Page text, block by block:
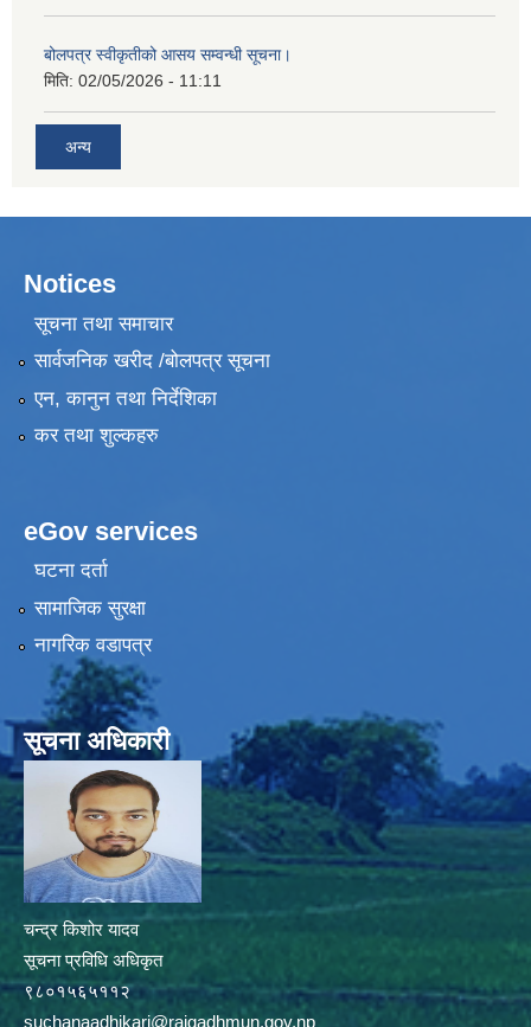
बोलपत्र स्वीकृतीको आसय सम्वन्धी सूचना।
मिति: 02/05/2026 - 11:11
अन्य
Notices
सूचना तथा समाचार
सार्वजनिक खरीद /बोलपत्र सूचना
एन, कानुन तथा निर्देशिका
कर तथा शुल्कहरु
eGov services
घटना दर्ता
सामाजिक सुरक्षा
नागरिक वडापत्र
सूचना अधिकारी
चन्द्र किशोर यादव
सूचना प्रविधि अधिकृत
९८०१५६५११२
suchanaadhikari@rajgadhmun.gov.np